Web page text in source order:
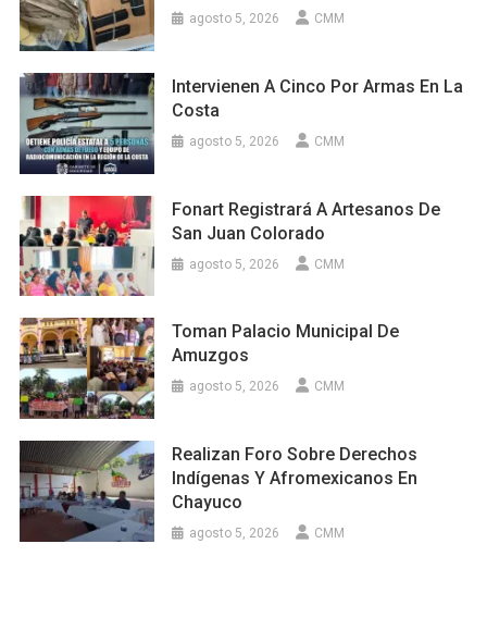
agosto 5, 2026 CMM
Intervienen A Cinco Por Armas En La
Costa
agosto 5, 2026 CMM
Fonart Registrará A Artesanos De
San Juan Colorado
agosto 5, 2026 CMM
Toman Palacio Municipal De
Amuzgos
agosto 5, 2026 CMM
Realizan Foro Sobre Derechos
Indígenas Y Afromexicanos En
Chayuco
agosto 5, 2026 CMM